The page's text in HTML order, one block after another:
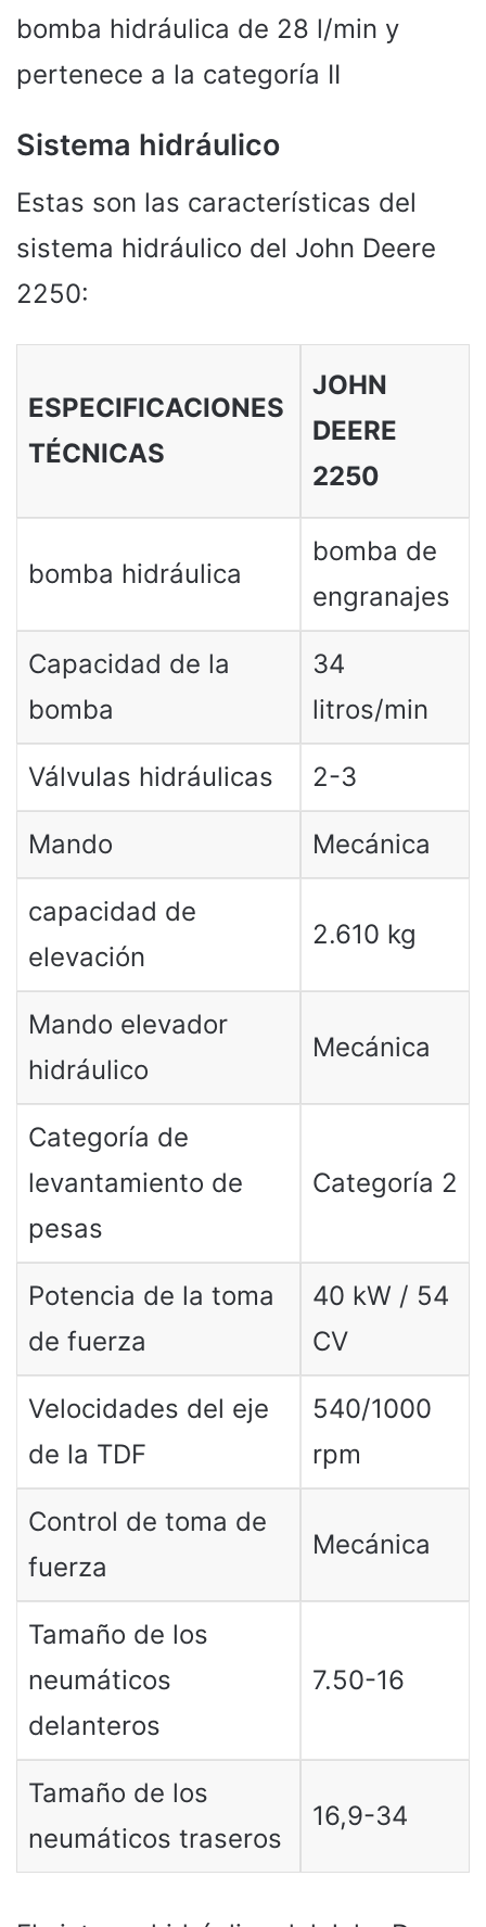
bomba hidráulica de 28 l/min y
pertenece a la categoría II
Sistema hidráulico
Estas son las características del
sistema hidráulico del John Deere
2250:
ESPECIFICACIONES
TÉCNICAS
JOHN
DEERE
2250
bomba hidráulica
bomba de
engranajes
Capacidad de la
bomba
34
litros/min
Válvulas hidráulicas 2-3
Mando Mecánica
capacidad de
elevación
2.610 kg
Mando elevador
hidráulico
Mecánica
Categoría de
levantamiento de
pesas
Categoría 2
Potencia de la toma
de fuerza
40 kW / 54
CV
Velocidades del eje
de la TDF
540/1000
rpm
Control de toma de
fuerza
Mecánica
Tamaño de los
neumáticos
delanteros
7.50-16
Tamaño de los
neumáticos traseros
16,9-34